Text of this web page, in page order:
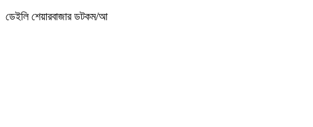
ডেইলি শেয়ারবাজার ডটকম/আ